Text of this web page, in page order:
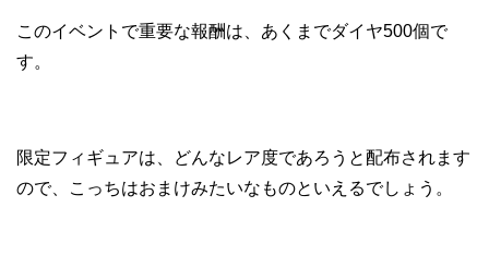
このイベントで重要な報酬は、あくまでダイヤ500個で
す。
限定フィギュアは、どんなレア度であろうと配布されます
ので、こっちはおまけみたいなものといえるでしょう。